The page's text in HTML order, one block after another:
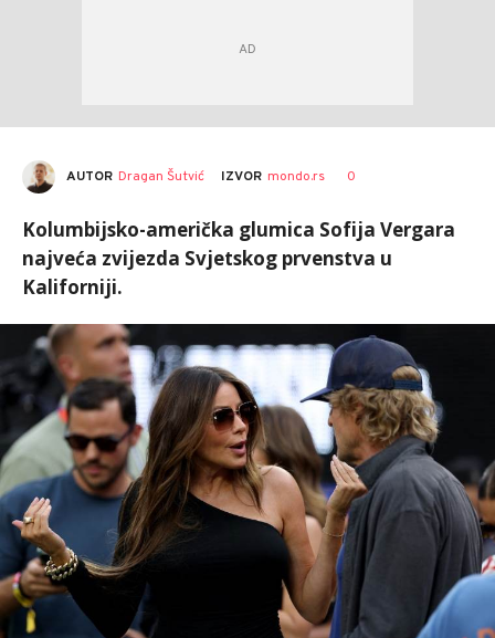
AUTOR Dragan Šutvić IZVOR mondo.rs 0
Kolumbijsko-američka glumica Sofija Vergara
najveća zvijezda Svjetskog prvenstva u
Kaliforniji.